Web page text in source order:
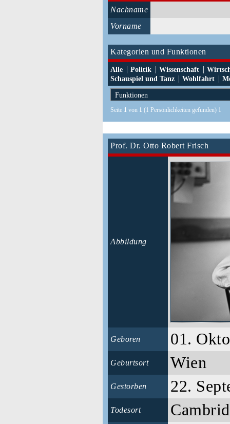
Nachname
Vorname
Kategorien und Funktionen
Alle | Politik | Wissenschaft |
Schauspiel und Tanz | Wohlfahrt |
Seite 1 von 1 (1 Persönlichkeiten gefunden) 1
Prof. Dr. Otto Robert Frisch
Abbildung
Geboren 01.
Geburtsort Wien
Gestorben 22.
Todesort